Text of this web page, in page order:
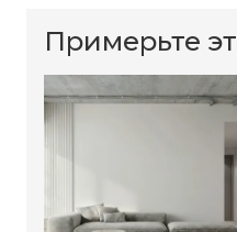
Примерьте